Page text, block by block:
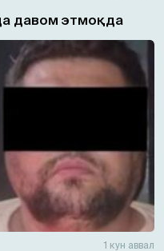
давом этмоқда
1 кун аввал